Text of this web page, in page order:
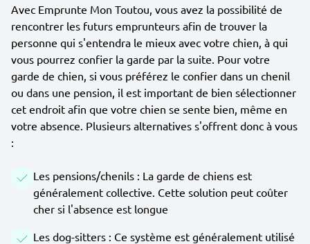
Avec Emprunte Mon Toutou, vous avez la possibilité de
rencontrer les futurs emprunteurs afin de trouver la
personne qui s'entendra le mieux avec votre chien, à qui
vous pourrez confier la garde par la suite. Pour votre
garde de chien, si vous préférez le confier dans un chenil
ou dans une pension, il est important de bien sélectionner
cet endroit afin que votre chien se sente bien, même en
votre absence. Plusieurs alternatives s'offrent donc à vous
:
Les pensions/chenils : La garde de chiens est
généralement collective. Cette solution peut coûter
cher si l'absence est longue
Les dog-sitters : Ce système est généralement utilisé